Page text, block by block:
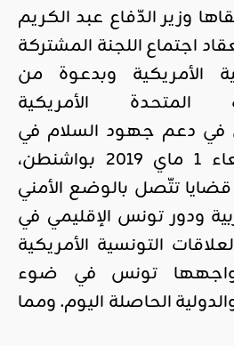
وزير الدّفاع عبد الكريم
اجتماع اللجنة المشتركة
الأمريكية وبدعوة من
المتحدة الأمريكية
دعم جهود السلام في
العالم » يوم الأربعاء 1 ماي 2019 بواشنطن،
تتّصل بالوضع الأمني
ودور تونس الإقليمي في
التونسية الأمريكية
تواجهها تونس في ضوء
الحاصلة اليوم. ومما